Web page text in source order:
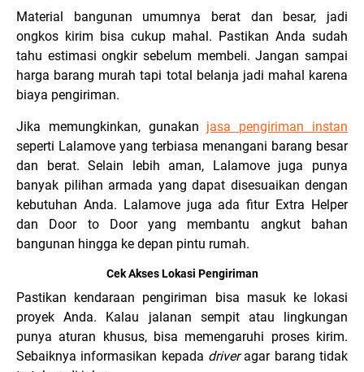
Material bangunan umumnya berat dan besar, jadi
ongkos kirim bisa cukup mahal. Pastikan Anda sudah
tahu estimasi ongkir sebelum membeli. Jangan sampai
harga barang murah tapi total belanja jadi mahal karena
biaya pengiriman.
Jika memungkinkan, gunakan jasa pengiriman instan
seperti Lalamove yang terbiasa menangani barang besar
dan berat. Selain lebih aman, Lalamove juga punya
banyak pilihan armada yang dapat disesuaikan dengan
kebutuhan Anda. Lalamove juga ada fitur Extra Helper
dan Door to Door yang membantu angkut bahan
bangunan hingga ke depan pintu rumah.
Cek Akses Lokasi Pengiriman
Pastikan kendaraan pengiriman bisa masuk ke lokasi
proyek Anda. Kalau jalanan sempit atau lingkungan
punya aturan khusus, bisa memengaruhi proses kirim.
Sebaiknya informasikan kepada driveragar barang tidak